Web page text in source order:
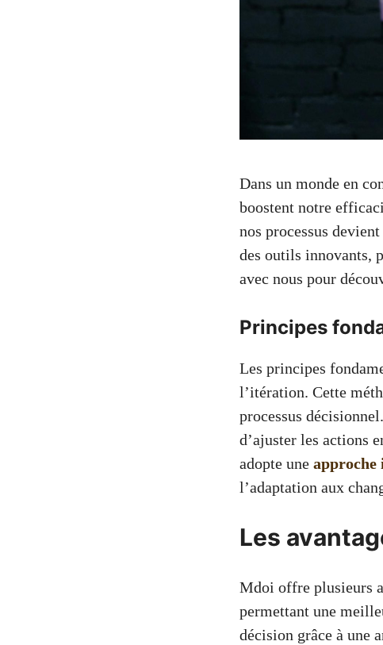
Dans un monde en
boostent notre
nos processus
des outils innovants,
avec nous pour
Principes
Les principes
l’itération. Cette
processus
d’ajuster les actions
adopte une
l’adaptation aux
Les
Mdoi offre plusieurs
permettant une
décision grâce à une